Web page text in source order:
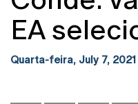
EA
Quarta-feira, July 7, 2021